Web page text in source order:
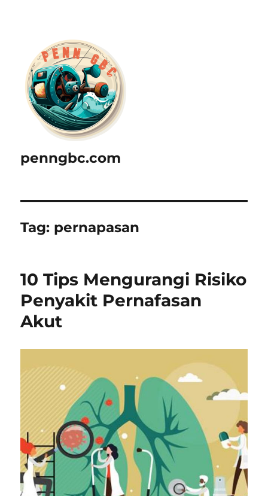
penngbc.com
Tag: pernapasan
10 Tips Mengurangi Risiko
Penyakit Pernafasan
Akut